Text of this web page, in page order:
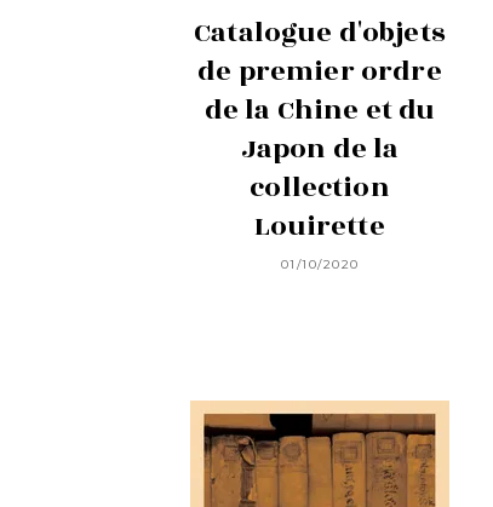
Catalogue d'objets
de premier ordre
de la Chine et du
Japon de la
collection
Louirette
01/10/2020